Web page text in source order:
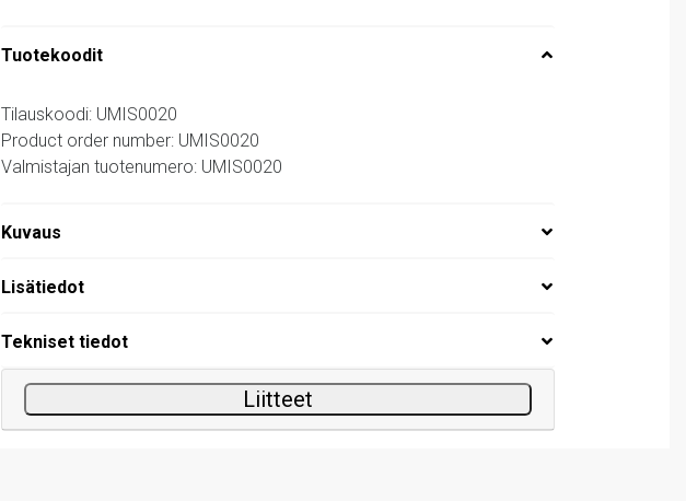
Tuotekoodit
Tilauskoodi: UMIS0020
Product order number: UMIS0020
Valmistajan tuotenumero: UMIS0020
Kuvaus
Lisätiedot
Tekniset tiedot
Liitteet